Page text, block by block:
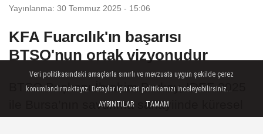
Yayınlanma: 30 Temmuz 2025 - 15:06
KFA Fuarcılık'ın başarısı
BTSO'nun ortak vizyonudur
BTSO Başkanı İbrahim Burkay, IDEF 2025
ile Bursa’nın savunma sanayiinde küresel
Veri politikasındaki amaçlarla sınırlı ve mevzuata uygun şekilde çerez
konumlandırmaktayız. Detaylar için veri politikamızı inceleyebilirsiniz...
AYRINTILAR
TAMAM